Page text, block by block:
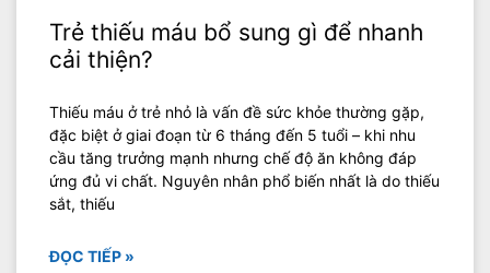
Trẻ thiếu máu bổ sung gì để nhanh
cải thiện?
Thiếu máu ở trẻ nhỏ là vấn đề sức khỏe thường gặp,
đặc biệt ở giai đoạn từ 6 tháng đến 5 tuổi – khi nhu
cầu tăng trưởng mạnh nhưng chế độ ăn không đáp
ứng đủ vi chất. Nguyên nhân phổ biến nhất là do thiếu
sắt, thiếu
ĐỌC TIẾP »